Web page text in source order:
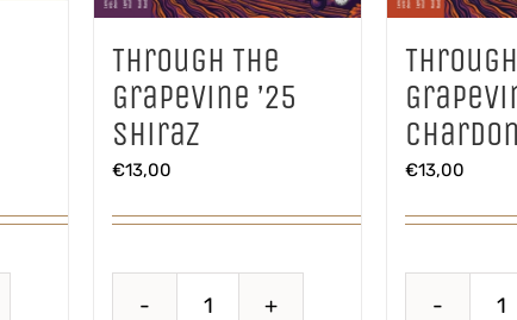
Through The
Grapevine ’25
Shiraz
€13,00 €13,00